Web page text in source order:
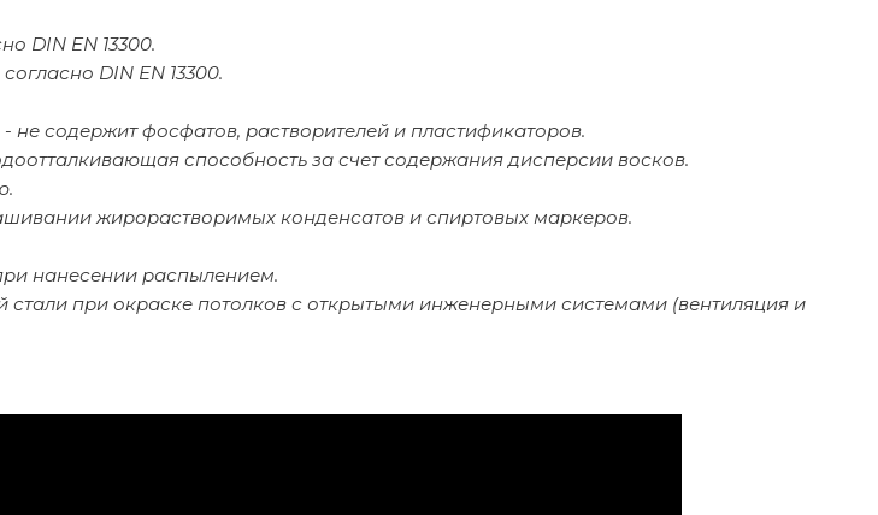
DIN EN 13300.
DIN EN 13300.
содержит фосфатов, растворителей и пластификаторов.
способность за счет содержания дисперсии восков.
жирорастворимых конденсатов и спиртовых маркеров.
нанесении распылением.
стали при окраске потолков с открытыми инженерными системами (вентиляция и